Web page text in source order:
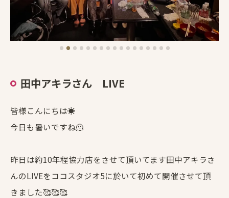
田中アキラさん LIVE
皆様こんにちは☀️
今日も暑いですね🫠
昨日は約10年程協力店をさせて頂いてます田中アキラさ
んのLIVEをココスタジオ5に於いて初めて開催させて頂
きました🥰🥰🥰